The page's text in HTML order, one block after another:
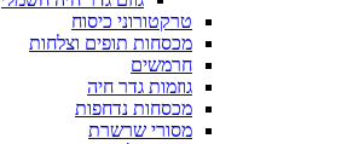
טרקטורוני כיסוח
מכסחות תופים וצלחות
חרמשים
גוזמות גדר חיה
מכסחות נדחפות
מסורי שרשרת